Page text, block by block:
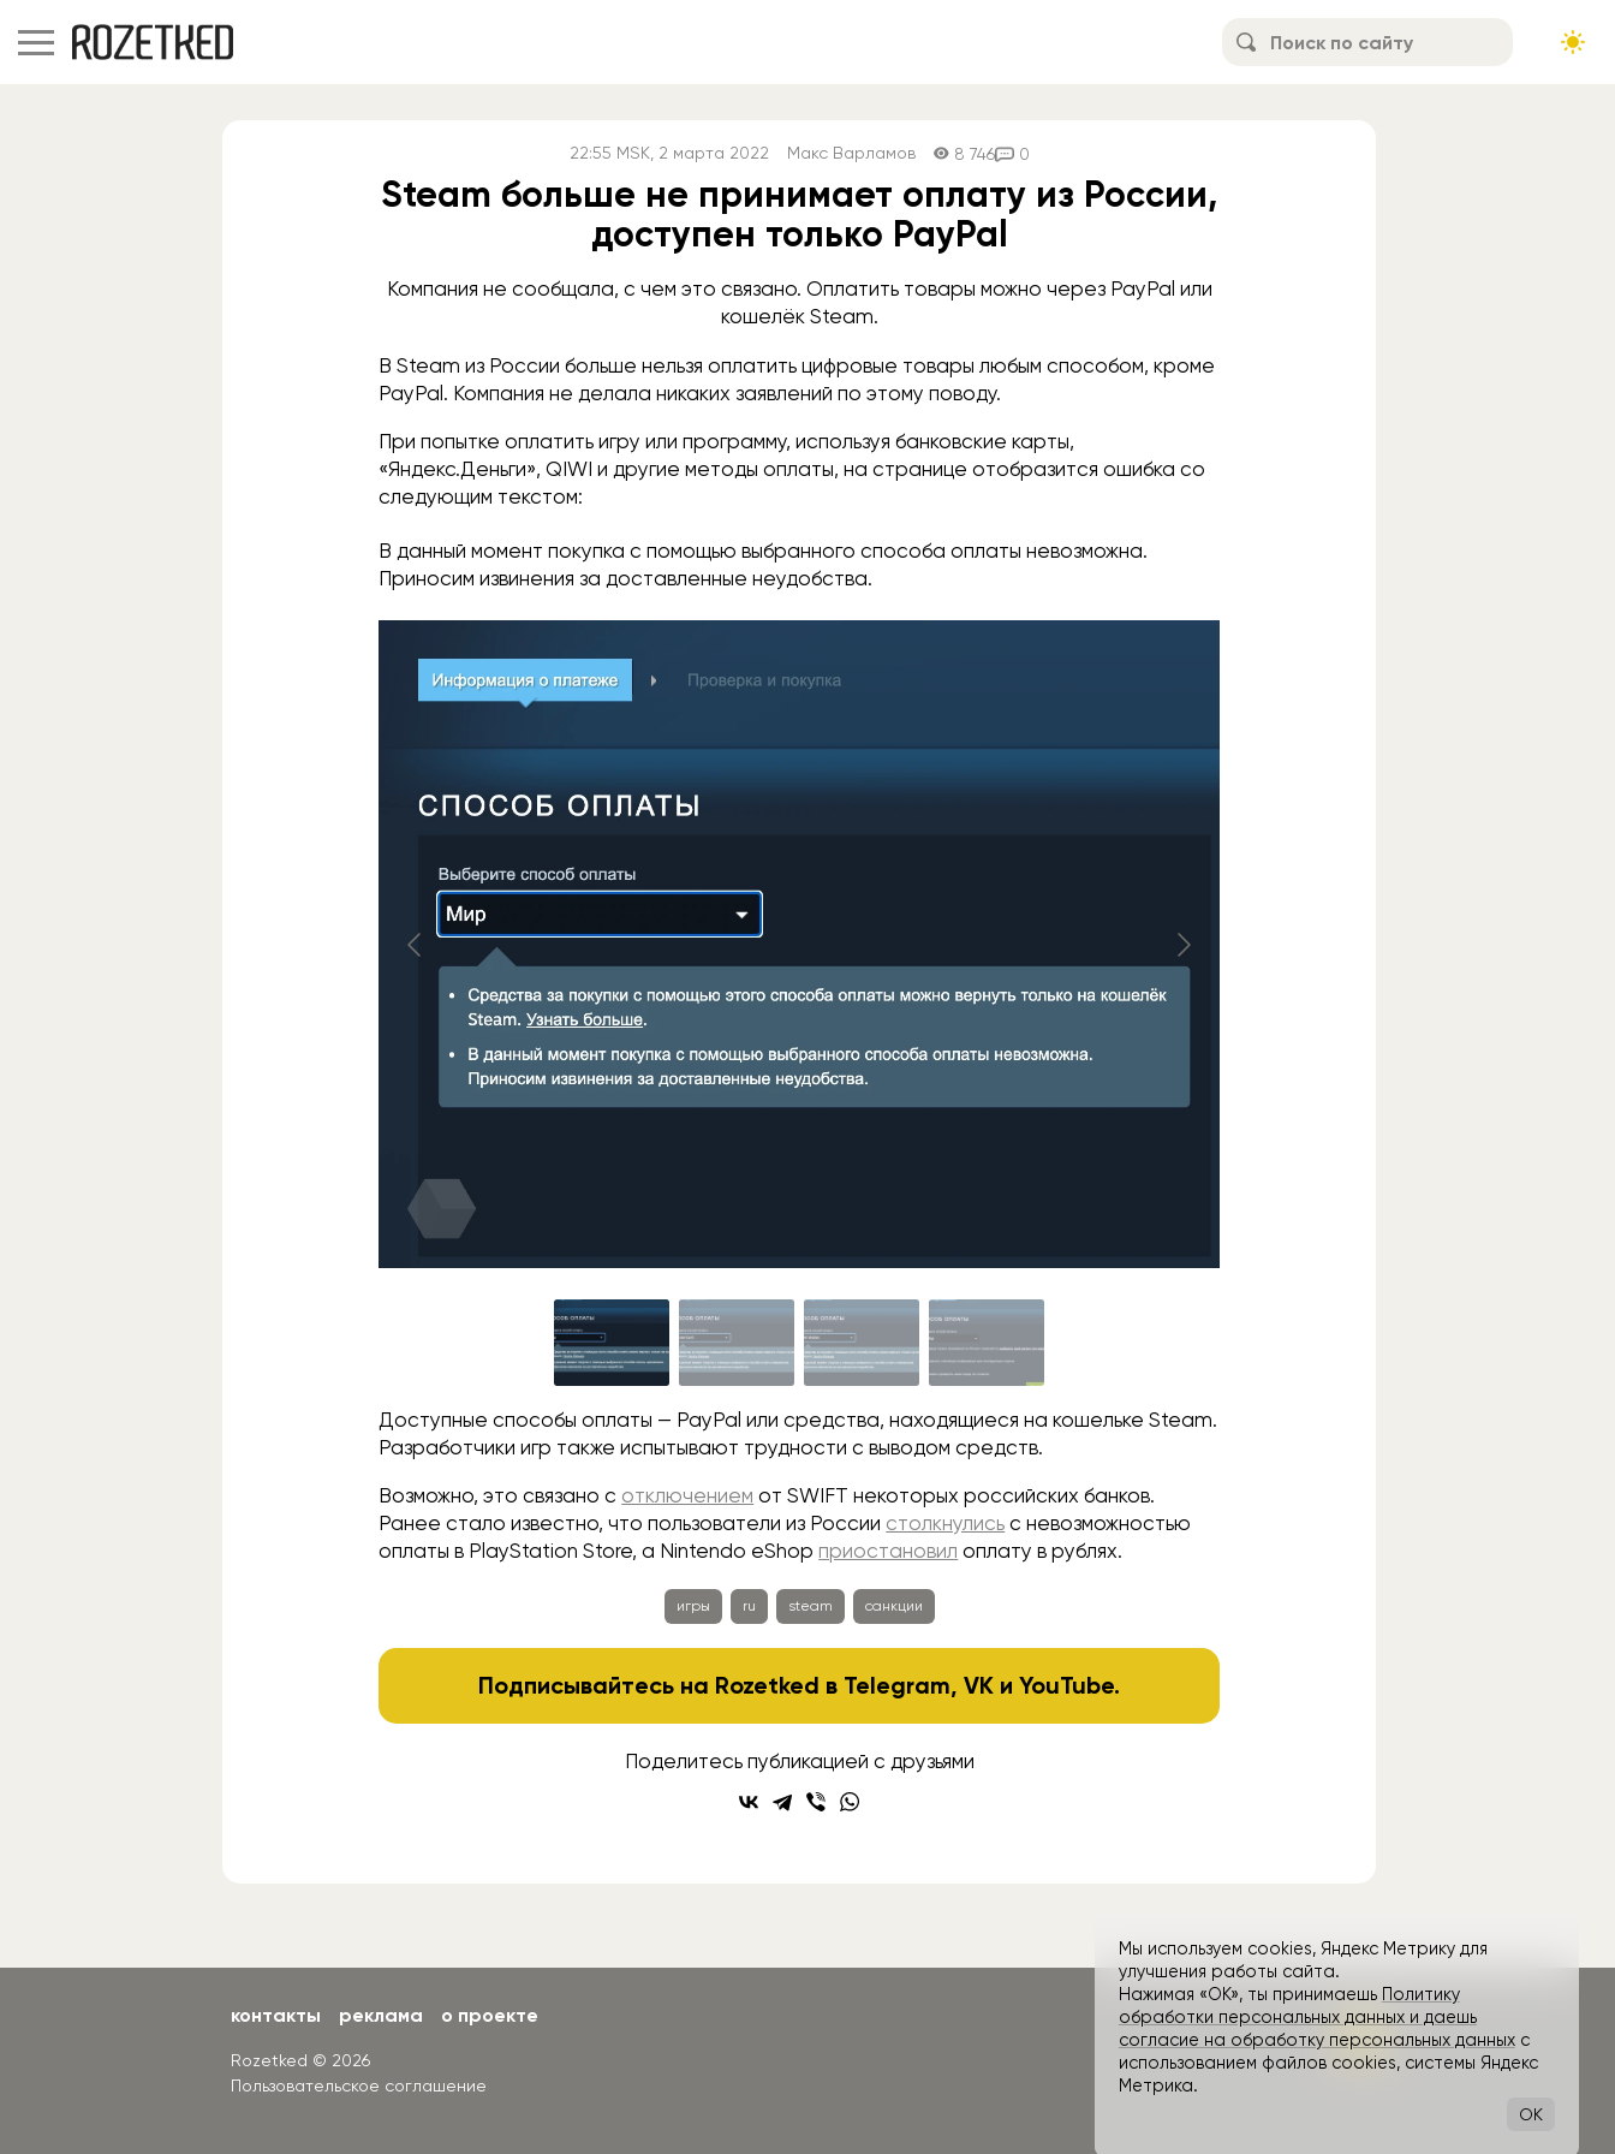
22:55 MSK, 2 марта 2022 Макс Варламов 8 746 0
Steam больше не принимает оплату из России,
доступен только PayPal
Компания не сообщала, с чем это связано. Оплатить товары можно через PayPal или
кошелёк Steam.
В Steam из России больше нельзя оплатить цифровые товары любым способом, кроме
PayPal. Компания не делала никаких заявлений по этому поводу.
При попытке оплатить игру или программу, используя банковские карты,
«Яндекс.Деньги», QIWI и другие методы оплаты, на странице отобразится ошибка со
следующим текстом:
В данный момент покупка с помощью выбранного способа оплаты невозможна.
Приносим извинения за доставленные неудобства.
Доступные способы оплаты — PayPal или средства, находящиеся на кошельке Steam.
Разработчики игр также испытывают трудности с выводом средств.
Возможно, это связано с отключением от SWIFT некоторых российских банков.
Ранее стало известно, что пользователи из России столкнулись с невозможностью
оплаты в PlayStation Store, а Nintendo eShop приостановил оплату в рублях.
игры ru steam санкции
Подписывайтесь на Rozetked в Telegram,VK иYouTube.
Поделитесь публикацией с друзьями
контакты реклама о проекте
Rozetked © 2026
Пользовательское соглашение
Мы используем cookies, Яндекс Метрику для
улучшения работы сайта.
Нажимая «ОК», ты принимаешь Политику
обработки персональных данных и даешь
согласие на обработку персональных данныхс
использованием файлов cookies, системы Яндекс
Метрика.
OK